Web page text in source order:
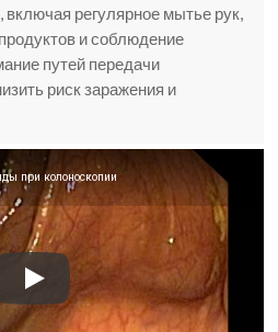
регулярное мытье рук,
и соблюдение
путей передачи
риск заражения и
при колоноскопии